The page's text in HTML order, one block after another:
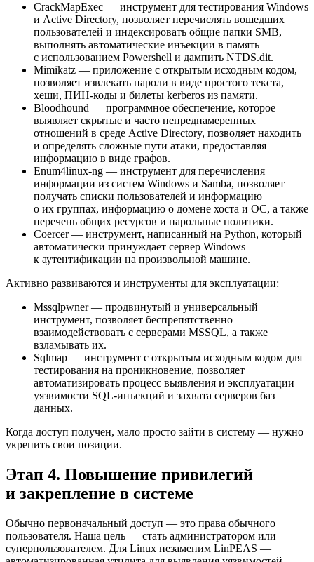
CrackMapExec — инструмент для тестирования Windows
и Active Directory, позволяет перечислять вошедших
пользователей и индексировать общие папки SMB,
выполнять автоматические инъекции в память
с использованием Powershell и дампить NTDS.dit.
Mimikatz — приложение с открытым исходным кодом,
позволяет извлекать пароли в виде простого текста,
хеши, ПИН-коды и билеты kerberos из памяти.
Bloodhound — программное обеспечение, которое
выявляет скрытые и часто непреднамеренных
отношений в среде Active Directory, позволяет находить
и определять сложные пути атаки, предоставляя
информацию в виде графов.
Enum4linux-ng — инструмент для перечисления
информации из систем Windows и Samba, позволяет
получать списки пользователей и информацию
о их группах, информацию о домене хоста и ОС, а также
перечень общих ресурсов и парольные политики.
Coercer — инструмент, написанный на Python, который
автоматически принуждает сервер Windows
к аутентификации на произвольной машине.
Активно развиваются и инструменты для эксплуатации:
Mssqlpwner — продвинутый и универсальный
инструмент, позволяет беспрепятственно
взаимодействовать с серверами MSSQL, а также
взламывать их.
Sqlmap — инструмент с открытым исходным кодом для
тестирования на проникновение, позволяет
автоматизировать процесс выявления и эксплуатации
уязвимости SQL-инъекций и захвата серверов баз
данных.
Когда доступ получен, мало просто зайти в систему — нужно
укрепить свои позиции.
Этап 4. Повышение привилегий
и закрепление в системе
Обычно первоначальный доступ — это права обычного
пользователя. Наша цель — стать администратором или
суперпользователем. Для Linux незаменим LinPEAS —